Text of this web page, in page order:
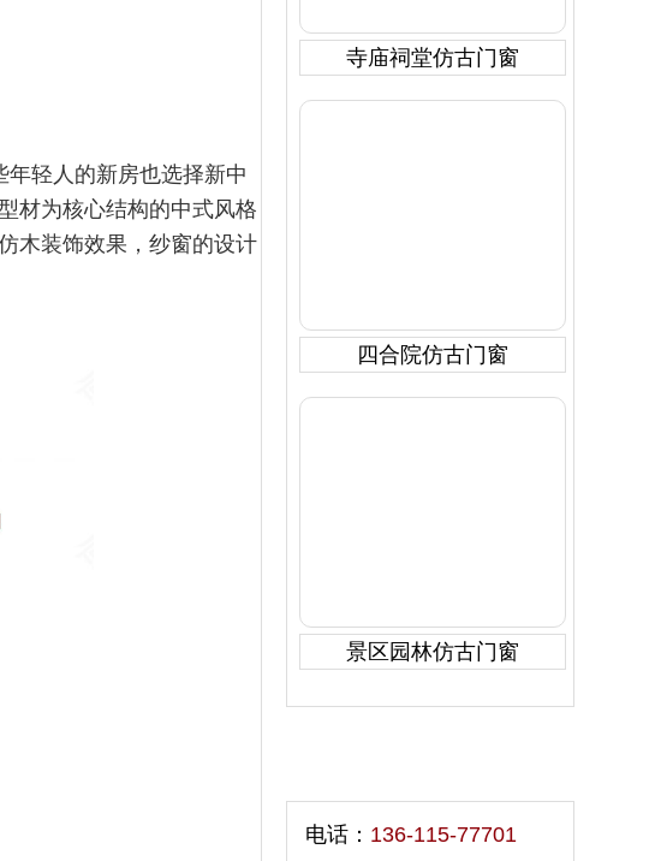
轻人的新房也选择新中
材为核心结构的中式风格
木装饰效果，纱窗的设计
寺庙祠堂仿古门窗
四合院仿古门窗
景区园林仿古门窗
电话： 136-115-77701